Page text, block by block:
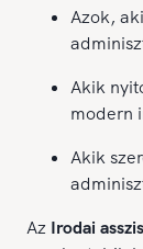
Azok,
Akik
modern
Akik
Az Irodai